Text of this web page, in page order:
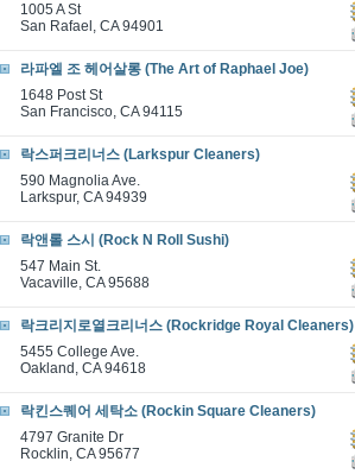
1005 A St
San Rafael, CA 94901
라파엘 조 헤어살롱 (The Art of Raphael Joe)
1648 Post St
San Francisco, CA 94115
락스퍼크리너스 (Larkspur Cleaners)
590 Magnolia Ave.
Larkspur, CA 94939
락앤롤 스시 (Rock N Roll Sushi)
547 Main St.
Vacaville, CA 95688
락크리지로열크리너스 (Rockridge Royal Cleaners)
5455 College Ave.
Oakland, CA 94618
락킨스퀘어 세탁소 (Rockin Square Cleaners)
4797 Granite Dr
Rocklin, CA 95677